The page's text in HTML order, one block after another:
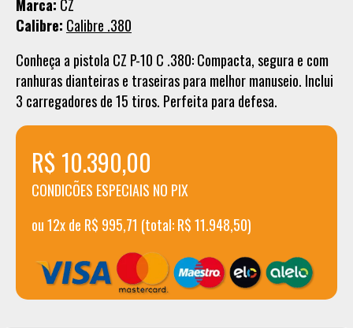
Marca: CZ
Calibre: Calibre .380
Conheça a pistola CZ P-10 C .380: Compacta, segura e com
ranhuras dianteiras e traseiras para melhor manuseio. Inclui
3 carregadores de 15 tiros. Perfeita para defesa.
R$ 10.390,00
CONDICÕES ESPECIAIS NO PIX
ou 12x de R$ 995,71 (total: R$ 11.948,50)